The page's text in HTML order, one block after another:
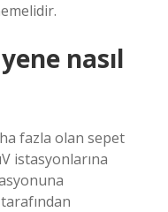
nasıl
fazla olan sepet
istasyonlarına